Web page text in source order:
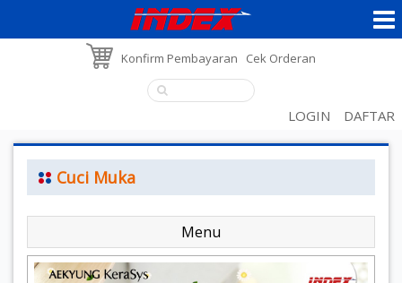
Konfirm Pembayaran Cek Orderan
LOGIN DAFTAR
Cuci Muka
Menu